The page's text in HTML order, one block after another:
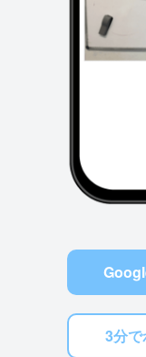
3分